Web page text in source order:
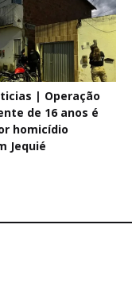
| Operação
de 16 anos é
homicídio
Jequié